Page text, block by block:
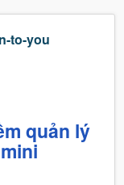
to-you
quản lý